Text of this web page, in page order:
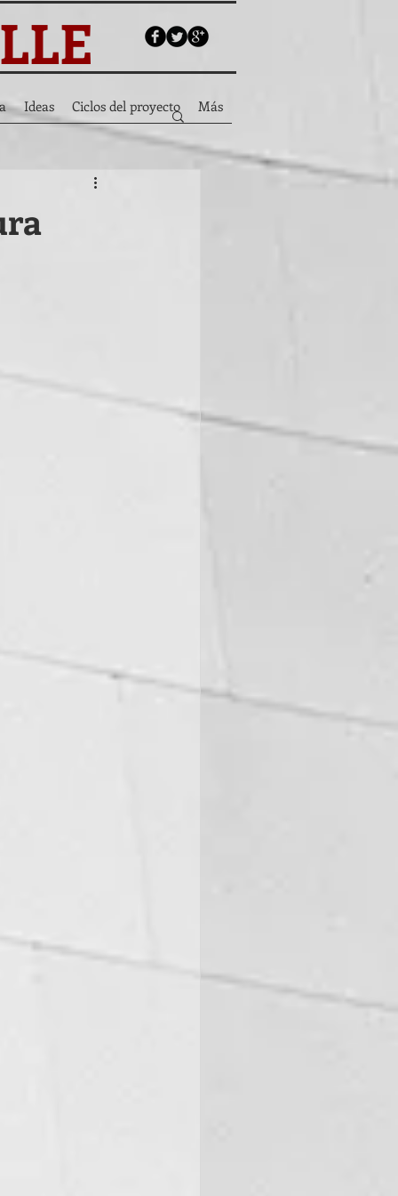
Ideas Ciclos del proyecto Más